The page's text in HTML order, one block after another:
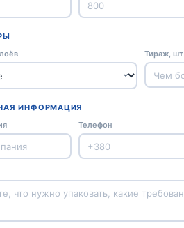
Тираж, шт
ИНФОРМАЦИЯ
Телефон